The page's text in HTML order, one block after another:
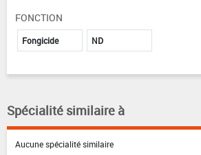
FONCTION
Fongicide ND
Spécialité similaire à
Aucune spécialité similaire